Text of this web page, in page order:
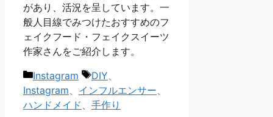
があり、活況を呈しています。一
般人目線でみつけたおすすめのフ
ェイクフード・フェイクスイーツ
作家さんをご紹介します。
カ
テ
ゴ
Instagram
タ
グ
DIY
Instagram
インフルエンサー
ハンドメイド
手作り